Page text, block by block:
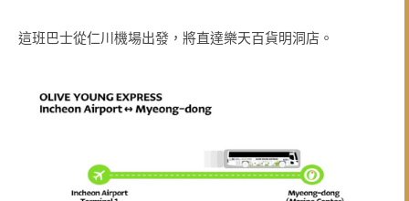
這班巴士從仁川機場出發，將直達樂天百貨明洞店。